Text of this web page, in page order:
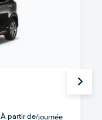
À partir de/journée